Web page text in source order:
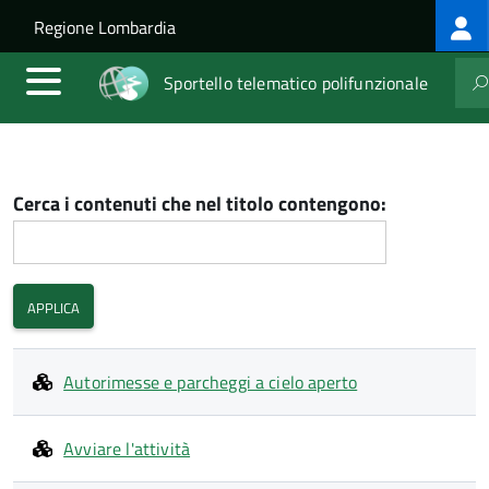
Salta al contenuto principale
Skip to site navigation
Regione Lombardia
Sportello telematico polifunzionale
Cerca i contenuti che nel titolo contengono:
Autorimesse e parcheggi a cielo aperto
Avviare l'attività